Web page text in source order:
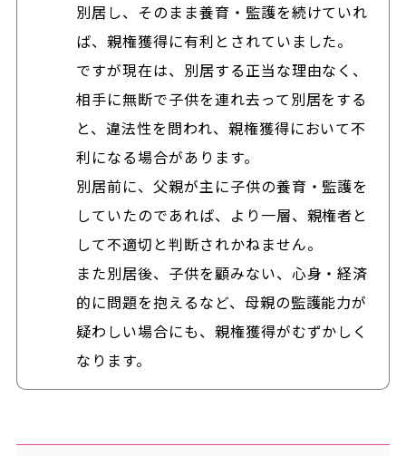
別居し、そのまま養育・監護を続けていれ
ば、親権獲得に有利とされていました。
ですが現在は、別居する正当な理由なく、
相手に無断で子供を連れ去って別居をする
と、違法性を問われ、親権獲得において不
利になる場合があります。
別居前に、父親が主に子供の養育・監護を
していたのであれば、より一層、親権者と
して不適切と判断されかねません。
また別居後、子供を顧みない、心身・経済
的に問題を抱えるなど、母親の監護能力が
疑わしい場合にも、親権獲得がむずかしく
なります。